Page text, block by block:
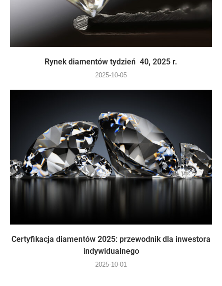
Rynek diamentów tydzień 40, 2025 r.
2025-10-05
Certyfikacja diamentów 2025: przewodnik dla inwestora
indywidualnego
2025-10-01